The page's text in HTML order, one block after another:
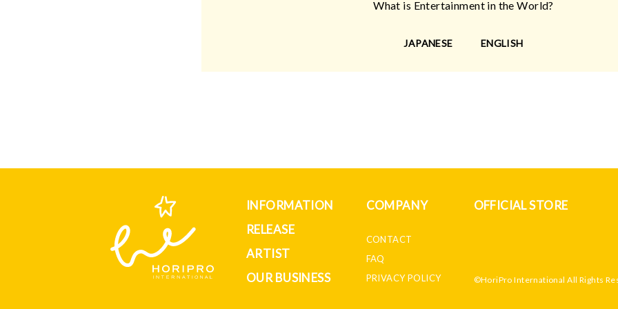
What is Entertainment in the World?
JAPANESE ENGLISH
INFORMATION
RELEASE
ARTIST
OUR BUSINESS
COMPANY
CONTACT
FAQ
PRIVACY POLICY
OFFICIAL STORE
©HoriPro International All Rights